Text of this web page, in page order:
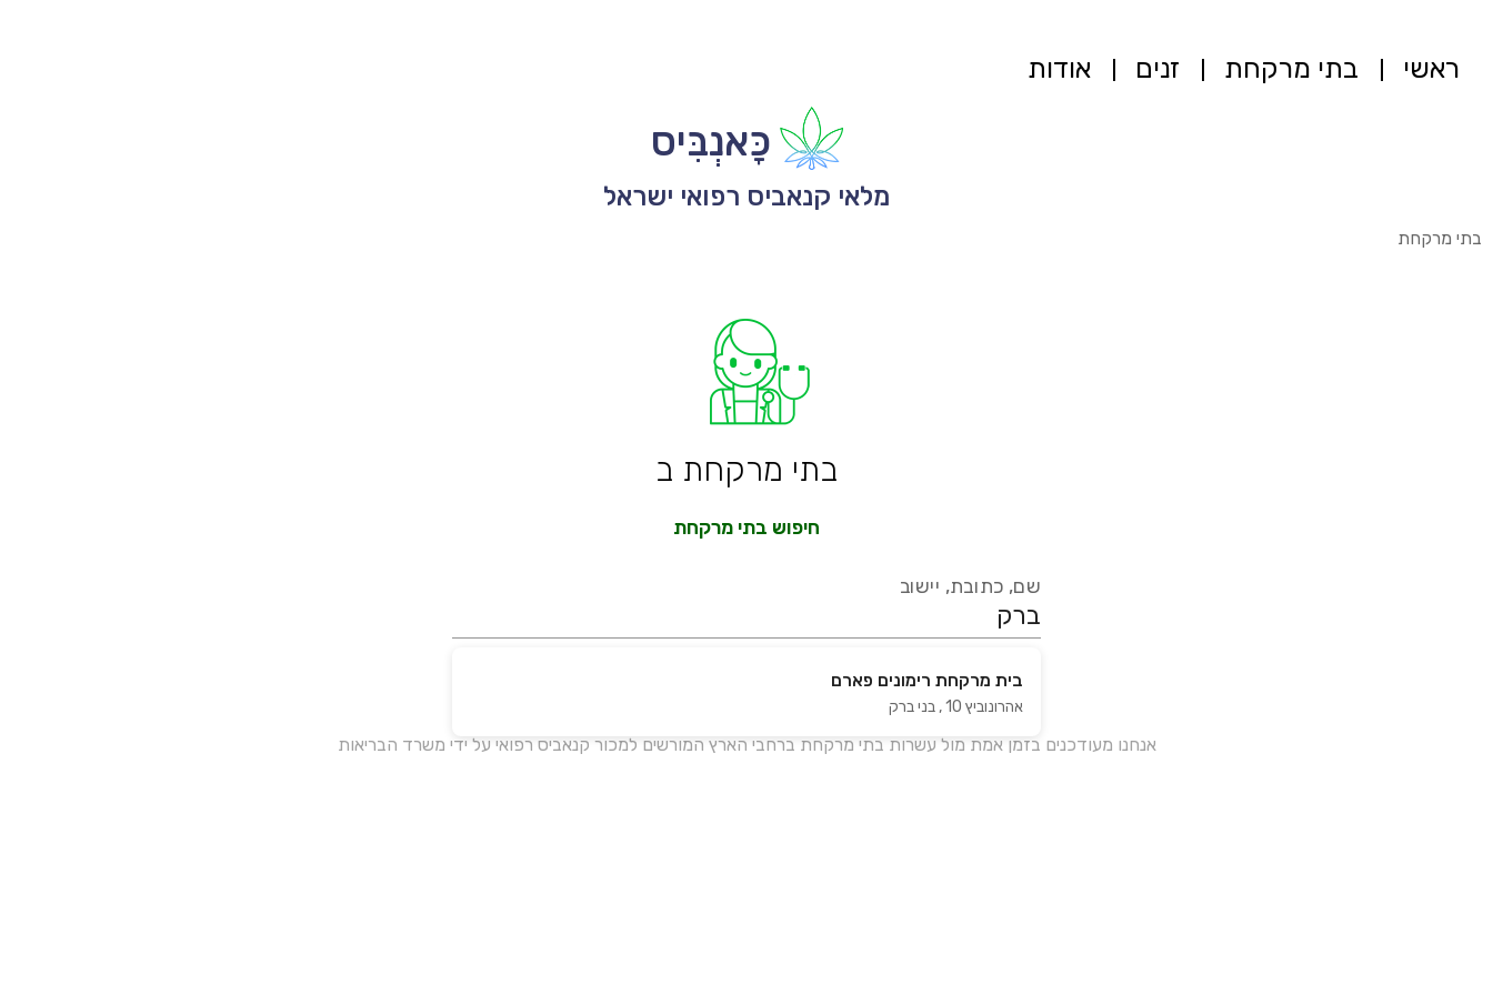
ראשי בתי מרקחת זנים אודות
כָּאנְבִּיס
מלאי קנאביס רפואי ישראל
בתי מרקחת
בתי מרקחת ב
חיפוש בתי מרקחת
שם, כתובת, יישוב
אנחנו מעודכנים בזמן אמת מול עשרות בתי מרקחת ברחבי הארץ המורשים למכור קנאביס רפואי על ידי משרד הבריאות
בית מרקחת רימונים פארם
אהרונוביץ 10 , בני ברק